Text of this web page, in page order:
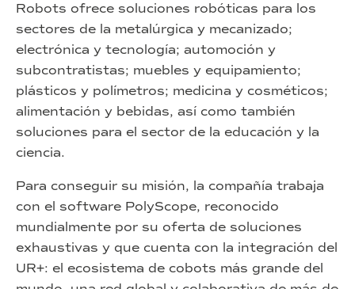
Robots ofrece soluciones robóticas para los
sectores de la metalúrgica y mecanizado;
electrónica y tecnología; automoción y
subcontratistas; muebles y equipamiento;
plásticos y polímetros; medicina y cosméticos;
alimentación y bebidas, así como también
soluciones para el sector de la educación y la
ciencia.
Para conseguir su misión, la compañía trabaja
con el software PolyScope, reconocido
mundialmente por su oferta de soluciones
exhaustivas y que cuenta con la integración del
UR+: el ecosistema de cobots más grande del